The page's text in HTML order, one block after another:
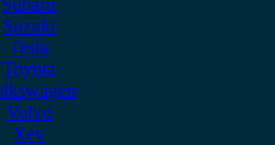
Subaru
Suzuki
Tesla
Toyota
Volvo
Xev